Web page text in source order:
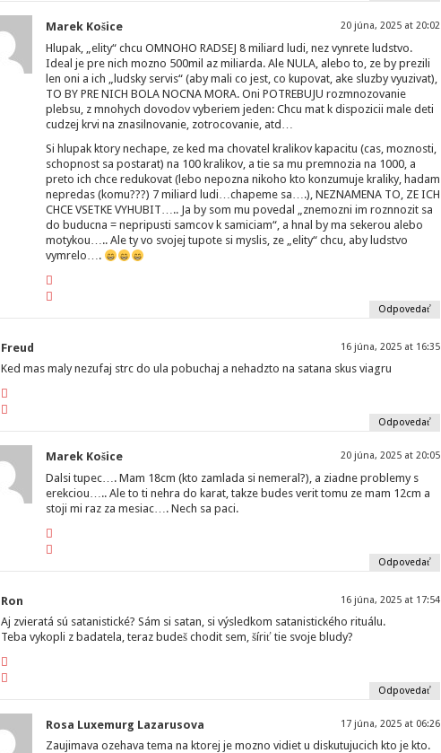
Marek Košice 20 júna, 2025 at 20:02
Hlupak, „elity“ chcu OMNOHO RADSEJ 8 miliard ludi, nez vynrete ludstvo.
Ideal je pre nich mozno 500mil az miliarda. Ale NULA, alebo to, ze by prezili
len oni a ich „ludsky servis“ (aby mali co jest, co kupovat, ake sluzby vyuzivat),
TO BY PRE NICH BOLA NOCNA MORA. Oni POTREBUJU rozmnozovanie
plebsu, z mnohych dovodov vyberiem jeden: Chcu mat k dispozicii male deti
cudzej krvi na znasilnovanie, zotrocovanie, atd…
Si hlupak ktory nechape, ze ked ma chovatel kralikov kapacitu (cas, moznosti,
schopnost sa postarat) na 100 kralikov, a tie sa mu premnozia na 1000, a
preto ich chce redukovat (lebo nepozna nikoho kto konzumuje kraliky, hadam
nepredas (komu???) 7 miliard ludi…chapeme sa….), NEZNAMENA TO, ZE ICH
CHCE VSETKE VYHUBIT….. Ja by som mu povedal „znemozni im roznnozit sa
do buducna = nepripusti samcov k samiciam“, a hnal by ma sekerou alebo
motykou….. Ale ty vo svojej tupote si myslis, ze „elity“ chcu, aby ludstvo
vymrelo….
Odpovedať
Freud 16 júna, 2025 at 16:35
Ked mas maly nezufaj strc do ula pobuchaj a nehadzto na satana skus viagru
Odpovedať
Marek Košice 20 júna, 2025 at 20:05
Dalsi tupec…. Mam 18cm (kto zamlada si nemeral?), a ziadne problemy s
erekciou….. Ale to ti nehra do karat, takze budes verit tomu ze mam 12cm a
stoji mi raz za mesiac…. Nech sa paci.
Odpovedať
Ron 16 júna, 2025 at 17:54
Aj zvieratá sú satanistické? Sám si satan, si výsledkom satanistického rituálu.
Teba vykopli z badatela, teraz budeš chodit sem, šíriť tie svoje bludy?
Odpovedať
Rosa Luxemurg Lazarusova 17 júna, 2025 at 06:26
Zaujimava ozehava tema na ktorej je mozno vidiet u diskutujucich kto je kto.